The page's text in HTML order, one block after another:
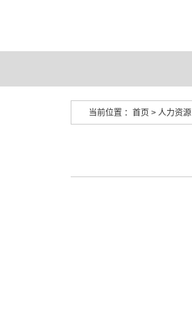
当前位置 ： 首页 > 人力资源